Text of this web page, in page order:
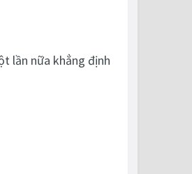
lần nữa khẳng định